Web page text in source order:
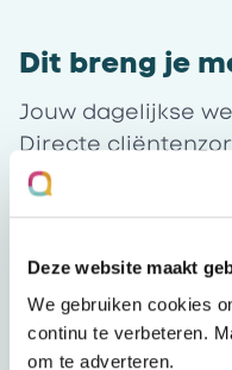
Deze website maakt
We gebruiken cookies
continu te verbeteren.
om te adverteren.
Dit breng je
Jouw dagelijkse
Directe
indicaties, en
problematiek. Je
welzijn en regie,
adequaat in